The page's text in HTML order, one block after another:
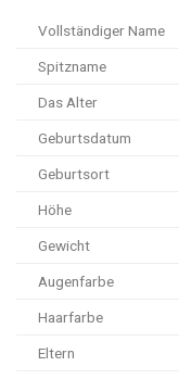
Vollständiger Name
Spitzname
Das Alter
Geburtsdatum
Geburtsort
Höhe
Gewicht
Augenfarbe
Haarfarbe
Eltern